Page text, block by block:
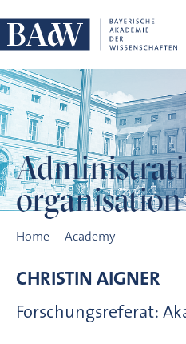
organisation
Home Academy
CHRISTIN AIGNER
Forschungsreferat: